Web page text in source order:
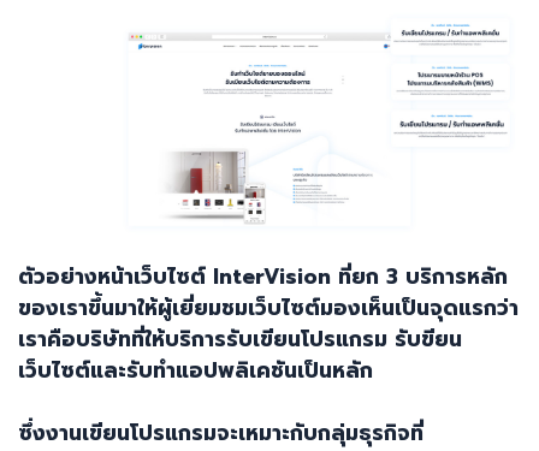
ตัวอย่างหน้าเว็บไซต์ InterVision ที่ยก 3 บริการหลัก
ของเราขึ้นมาให้ผู้เยี่ยมชมเว็บไซต์มองเห็นเป็นจุดแรกว่า
เราคือบริษัทที่ให้บริการรับเขียนโปรแกรม รับขียน
เว็บไซต์และรับทำแอปพลิเคชันเป็นหลัก
ซึ่งงานเขียนโปรแกรมจะเหมาะกับกลุ่มธุรกิจที่